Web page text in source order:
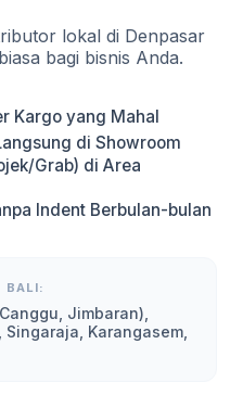
lokal di Denpasar
bagi bisnis Anda.
Kargo yang Mahal
di Showroom
Grab) di Area
Indent Berbulan-bulan
BALI:
Jimbaran),
Karangasem,